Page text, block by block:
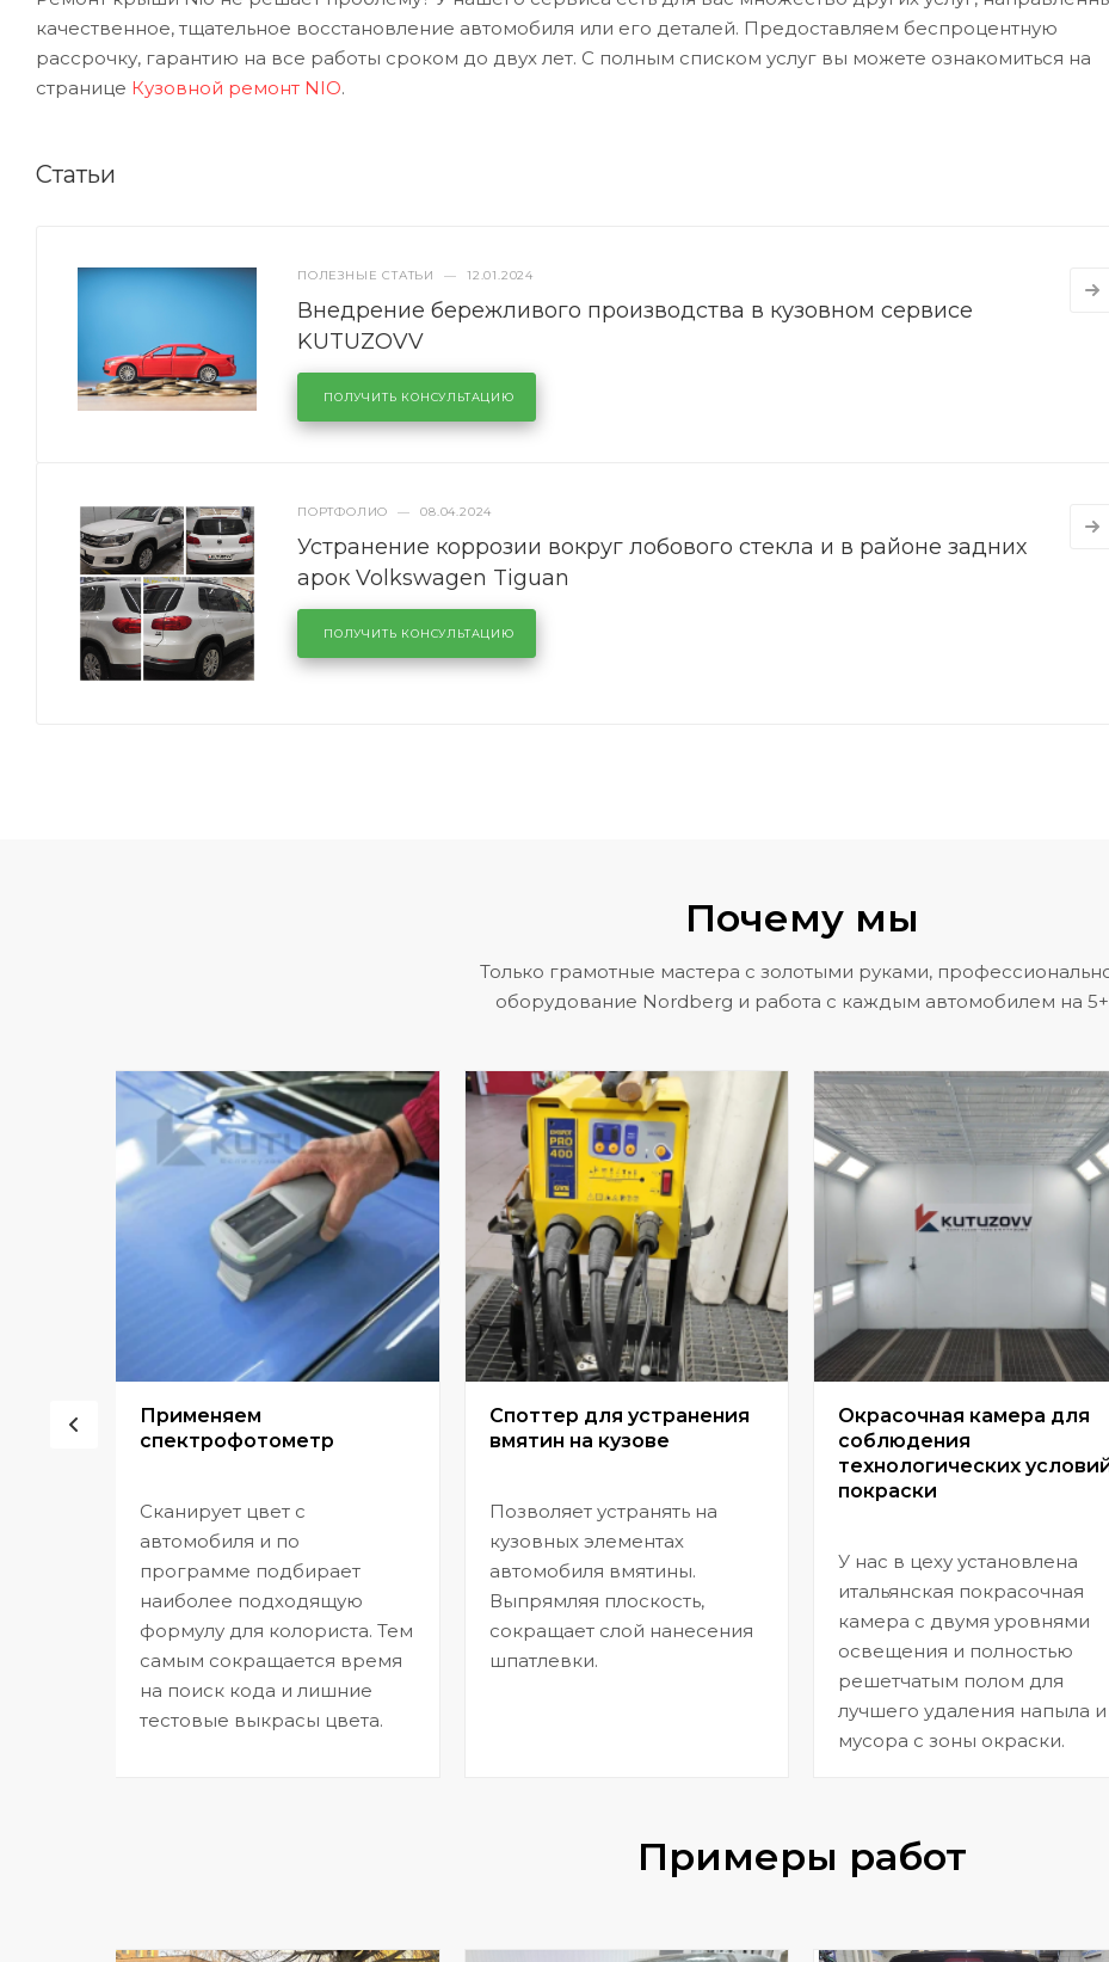
качественное, тщательное восстановление автомобиля или его деталей. Предоставляем беспроцентную
рассрочку, гарантию на все работы сроком до двух лет. С полным списком услуг вы можете ознакомиться на
странице Кузовной ремонт NIO.
Статьи
ПОЛЕЗНЫЕ СТАТЬИ — 12.01.2024
Внедрение бережливого производства в кузовном сервисе
KUTUZOVV
ПОЛУЧИТЬ КОНСУЛЬТАЦИЮ
ПОРТФОЛИО — 08.04.2024
Устранение коррозии вокруг лобового стекла и в районе задних
арок Volkswagen Tiguan
ПОЛУЧИТЬ КОНСУЛЬТАЦИЮ
Почему мы
Только грамотные мастера с золотыми руками,
оборудование Nordberg и работа с каждым автомобилем на 5+
Применяем
спектрофотометр
Сканирует цвет с
автомобиля и по
программе подбирает
наиболее подходящую
формулу для колориста. Тем
самым сокращается время
на поиск кода и лишние
тестовые выкрасы цвета.
Споттер для устранения
вмятин на кузове
Позволяет устранять на
кузовных элементах
автомобиля вмятины.
Выпрямляя плоскость,
сокращает слой нанесения
шпатлевки.
Окрасочная камера для
соблюдения
технологических
покраски
У нас в цеху установлена
итальянская покрасочная
камера с двумя уровнями
освещения и полностью
решетчатым полом для
лучшего удаления напыла и
мусора с зоны окраски.
Примеры работ